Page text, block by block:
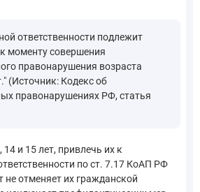
ответственности подлежит
моменту совершения
правонарушения возраста
(Источник: Кодекс об
правонарушениях РФ, статья
и 15 лет, привлечь их к
по ст. 7.17 КоАП РФ
не отменяет их гражданской